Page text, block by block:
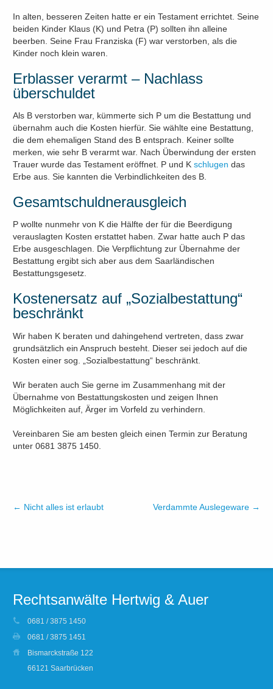
In alten, besseren Zeiten hatte er ein Testament errichtet. Seine
beiden Kinder Klaus (K) und Petra (P) sollten ihn alleine
beerben. Seine Frau Franziska (F) war verstorben, als die
Kinder noch klein waren.
Erblasser verarmt – Nachlass
überschuldet
Als B verstorben war, kümmerte sich P um die Bestattung und
übernahm auch die Kosten hierfür. Sie wählte eine Bestattung,
die dem ehemaligen Stand des B entsprach. Keiner sollte
merken, wie sehr B verarmt war. Nach Überwindung der ersten
Trauer wurde das Testament eröffnet. P und Kschlugen das
Erbe aus. Sie kannten die Verbindlichkeiten des B.
Gesamtschuldnerausgleich
P wollte nunmehr von K die Hälfte der für die Beerdigung
verauslagten Kosten erstattet haben. Zwar hatte auch P das
Erbe ausgeschlagen. Die Verpflichtung zur Übernahme der
Bestattung ergibt sich aber aus dem Saarländischen
Bestattungsgesetz.
Kostenersatz auf „Sozialbestattung“
beschränkt
Wir haben K beraten und dahingehend vertreten, dass zwar
grundsätzlich ein Anspruch besteht. Dieser sei jedoch auf die
Kosten einer sog. „Sozialbestattung“ beschränkt.
Wir beraten auch Sie gerne im Zusammenhang mit der
Übernahme von Bestattungskosten und zeigen Ihnen
Möglichkeiten auf, Ärger im Vorfeld zu verhindern.
Vereinbaren Sie am besten gleich einen Termin zur Beratung
unter 0681 3875 1450.
← Nicht alles ist erlaubt Verdammte Auslegeware →
Rechtsanwälte Hertwig & Auer
0681 / 3875 1450
0681 / 3875 1451
Bismarckstraße 122
66121 Saarbrücken